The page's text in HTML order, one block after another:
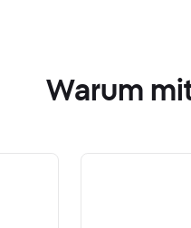
Warum